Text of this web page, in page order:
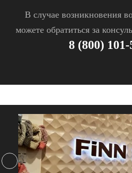
В случае возникновения
можете обратиться за
8 (800) 101-